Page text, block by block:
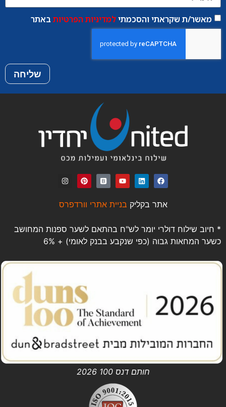
מאשר/ת שקראתי והסכמתילמדיניות הפרטיותבאתר
שליחה
אתר בקליק בניית אתרי וורדפרס
* חיוב שילוח דולרי יומר לש"ח בהתאם לשער ספנות המחושב
כשער המחאות גבוה (כפי שנקבע בבנק לאומי) + 6%
חותם דנס 100 2026